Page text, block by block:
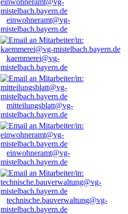
einwohneramt@vg-
mistelbach.bayern.de
kaemmerei@vg-
mistelbach.bayern.de
mitteilungsblatt@vg-
mistelbach.bayern.de
einwohneramt@vg-
mistelbach.bayern.de
technische.bauverwaltung@vg-
mistelbach.bayern.de